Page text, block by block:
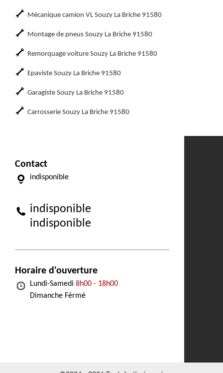
Mécanique camion VL Souzy La Briche 91580
Montage de pneus Souzy La Briche 91580
Remorquage voiture Souzy La Briche 91580
Epaviste Souzy La Briche 91580
Garagiste Souzy La Briche 91580
Carrosserie Souzy La Briche 91580
Contact
indisponible
indisponible
indisponible
Horaire d'ouverture
Lundi-Samedi 8h00 - 18h00
Dimanche Férmé